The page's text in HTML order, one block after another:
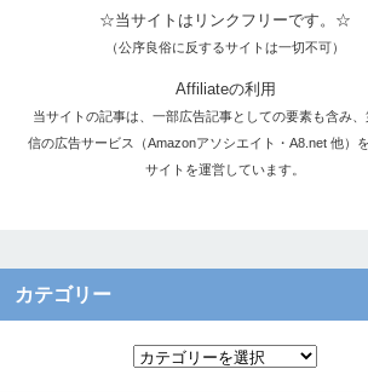
☆当サイトはリンクフリーです。☆
（公序良俗に反するサイトは一切不可）
Affiliateの利用
当サイトの記事は、一部広告記事としての要素も含み
信の広告サービス（Amazonアソシエイト・A8.net 他）
サイトを運営しています。
カテゴリー